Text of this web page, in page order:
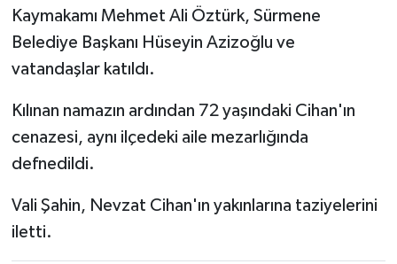
Kaymakamı Mehmet Ali Öztürk, Sürmene
Belediye Başkanı Hüseyin Azizoğlu ve
vatandaşlar katıldı.
Kılınan namazın ardından 72 yaşındaki Cihan'ın
cenazesi, aynı ilçedeki aile mezarlığında
defnedildi.
Vali Şahin, Nevzat Cihan'ın yakınlarına taziyelerini
iletti.